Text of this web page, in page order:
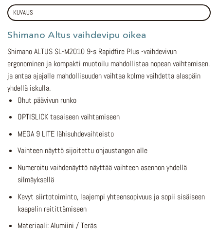
KUVAUS
Shimano Altus vaihdevipu oikea
Shimano ALTUS SL-M2010 9-s Rapidfire Plus -vaihdevivun
ergonominen ja kompakti muotoilu mahdollistaa nopean vaihtamisen,
ja antaa ajajalle mahdollisuuden vaihtaa kolme vaihdetta alaspäin
yhdellä iskulla.
Ohut päävivun runko
OPTISLICK tasaiseen vaihtamiseen
MEGA 9 LITE lähisuhdevaihteisto
Vaihteen näyttö sijoitettu ohjaustangon alle
Numeroitu vaihdenäyttö näyttää vaihteen asennon yhdellä
silmäyksellä
Kevyt siirtotoiminto, laajempi yhteensopivuus ja sopii sisäiseen
kaapelin reitittämiseen
Materiaali: Alumiini / Teräs